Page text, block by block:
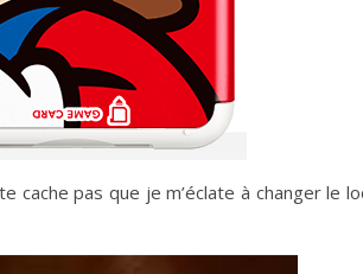
cache pas que je m’éclate à changer le